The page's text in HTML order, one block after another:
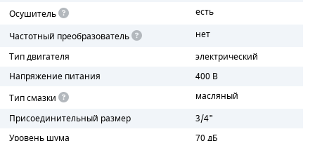
Осушитель
есть
Частотный преобразователь
нет
Тип двигателя
электрический
Напряжение питания
400 В
Тип смазки
масляный
Присоединительный размер
3/4"
Уровень шума
70 дБ
ДЕТАЛИ ПОРШНЕВЫХ КОМПРЕССОРОВ
ДЕТАЛИ НАСОСНОЙ ЧАСТИ